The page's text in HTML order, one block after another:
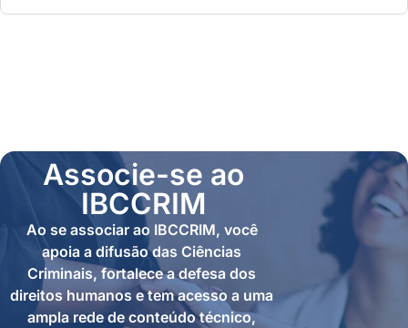
Associe-se ao
IBCCRIM
Ao se associar ao IBCCRIM, você
apoia a difusão das Ciências
Criminais, fortalece a defesa dos
direitos humanos e tem acesso a uma
ampla rede de conteúdo técnico,